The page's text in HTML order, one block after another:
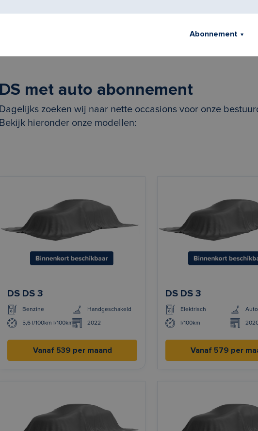
Abonnement
DS met auto abonnement
Dagelijks zoeken wij naar nette occasions voor onze
Bekijk hieronder onze modellen:
DS DS 3
Benzine Handgeschakeld
5,6 l/100km l/100km 2022
Vanaf 539 per maand
DS DS 3
Elektrisch
l/100km
Vanaf 579 per